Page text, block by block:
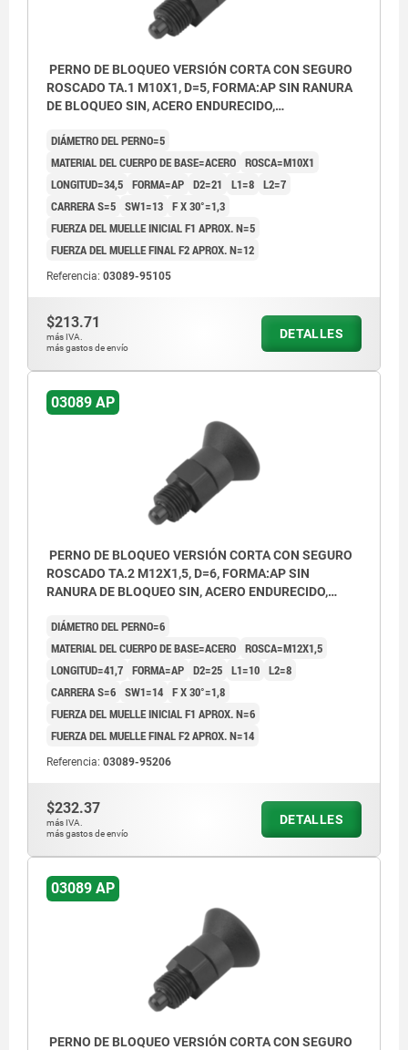
PERNO DE BLOQUEO VERSIÓN CORTA CON SEGURO
ROSCADO TA.1 M10X1, D=5, FORMA:AP SIN RANURA
DE BLOQUEO SIN, ACERO ENDURECIDO,
DIÁMETRO DEL PERNO=5
MATERIAL DEL CUERPO DE BASE=ACERO ROSCA=M10X1
LONGITUD=34,5 FORMA=AP D2=21 L1=8 L2=7
CARRERA S=5 SW1=13 F X 30°=1,3
FUERZA DEL MUELLE INICIAL F1 APROX. N=5
FUERZA DEL MUELLE FINAL F2 APROX. N=12
Referencia: 03089-95105
$213.71
más IVA.
más gastos de envío
DETALLES
03089 AP
PERNO DE BLOQUEO VERSIÓN CORTA CON SEGURO
ROSCADO TA.2 M12X1,5, D=6, FORMA:AP SIN
RANURA DE BLOQUEO SIN, ACERO ENDURECIDO,
DIÁMETRO DEL PERNO=6
MATERIAL DEL CUERPO DE BASE=ACERO ROSCA=M12X1,5
LONGITUD=41,7 FORMA=AP D2=25 L1=10 L2=8
CARRERA S=6 SW1=14 F X 30°=1,8
FUERZA DEL MUELLE INICIAL F1 APROX. N=6
FUERZA DEL MUELLE FINAL F2 APROX. N=14
Referencia: 03089-95206
$232.37
más IVA.
más gastos de envío
DETALLES
03089 AP
PERNO DE BLOQUEO VERSIÓN CORTA CON SEGURO